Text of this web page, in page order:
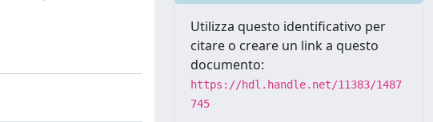
Utilizza questo identificativo per
citare o creare un link a questo
documento:
https://hdl.handle.net/11383/1487
745